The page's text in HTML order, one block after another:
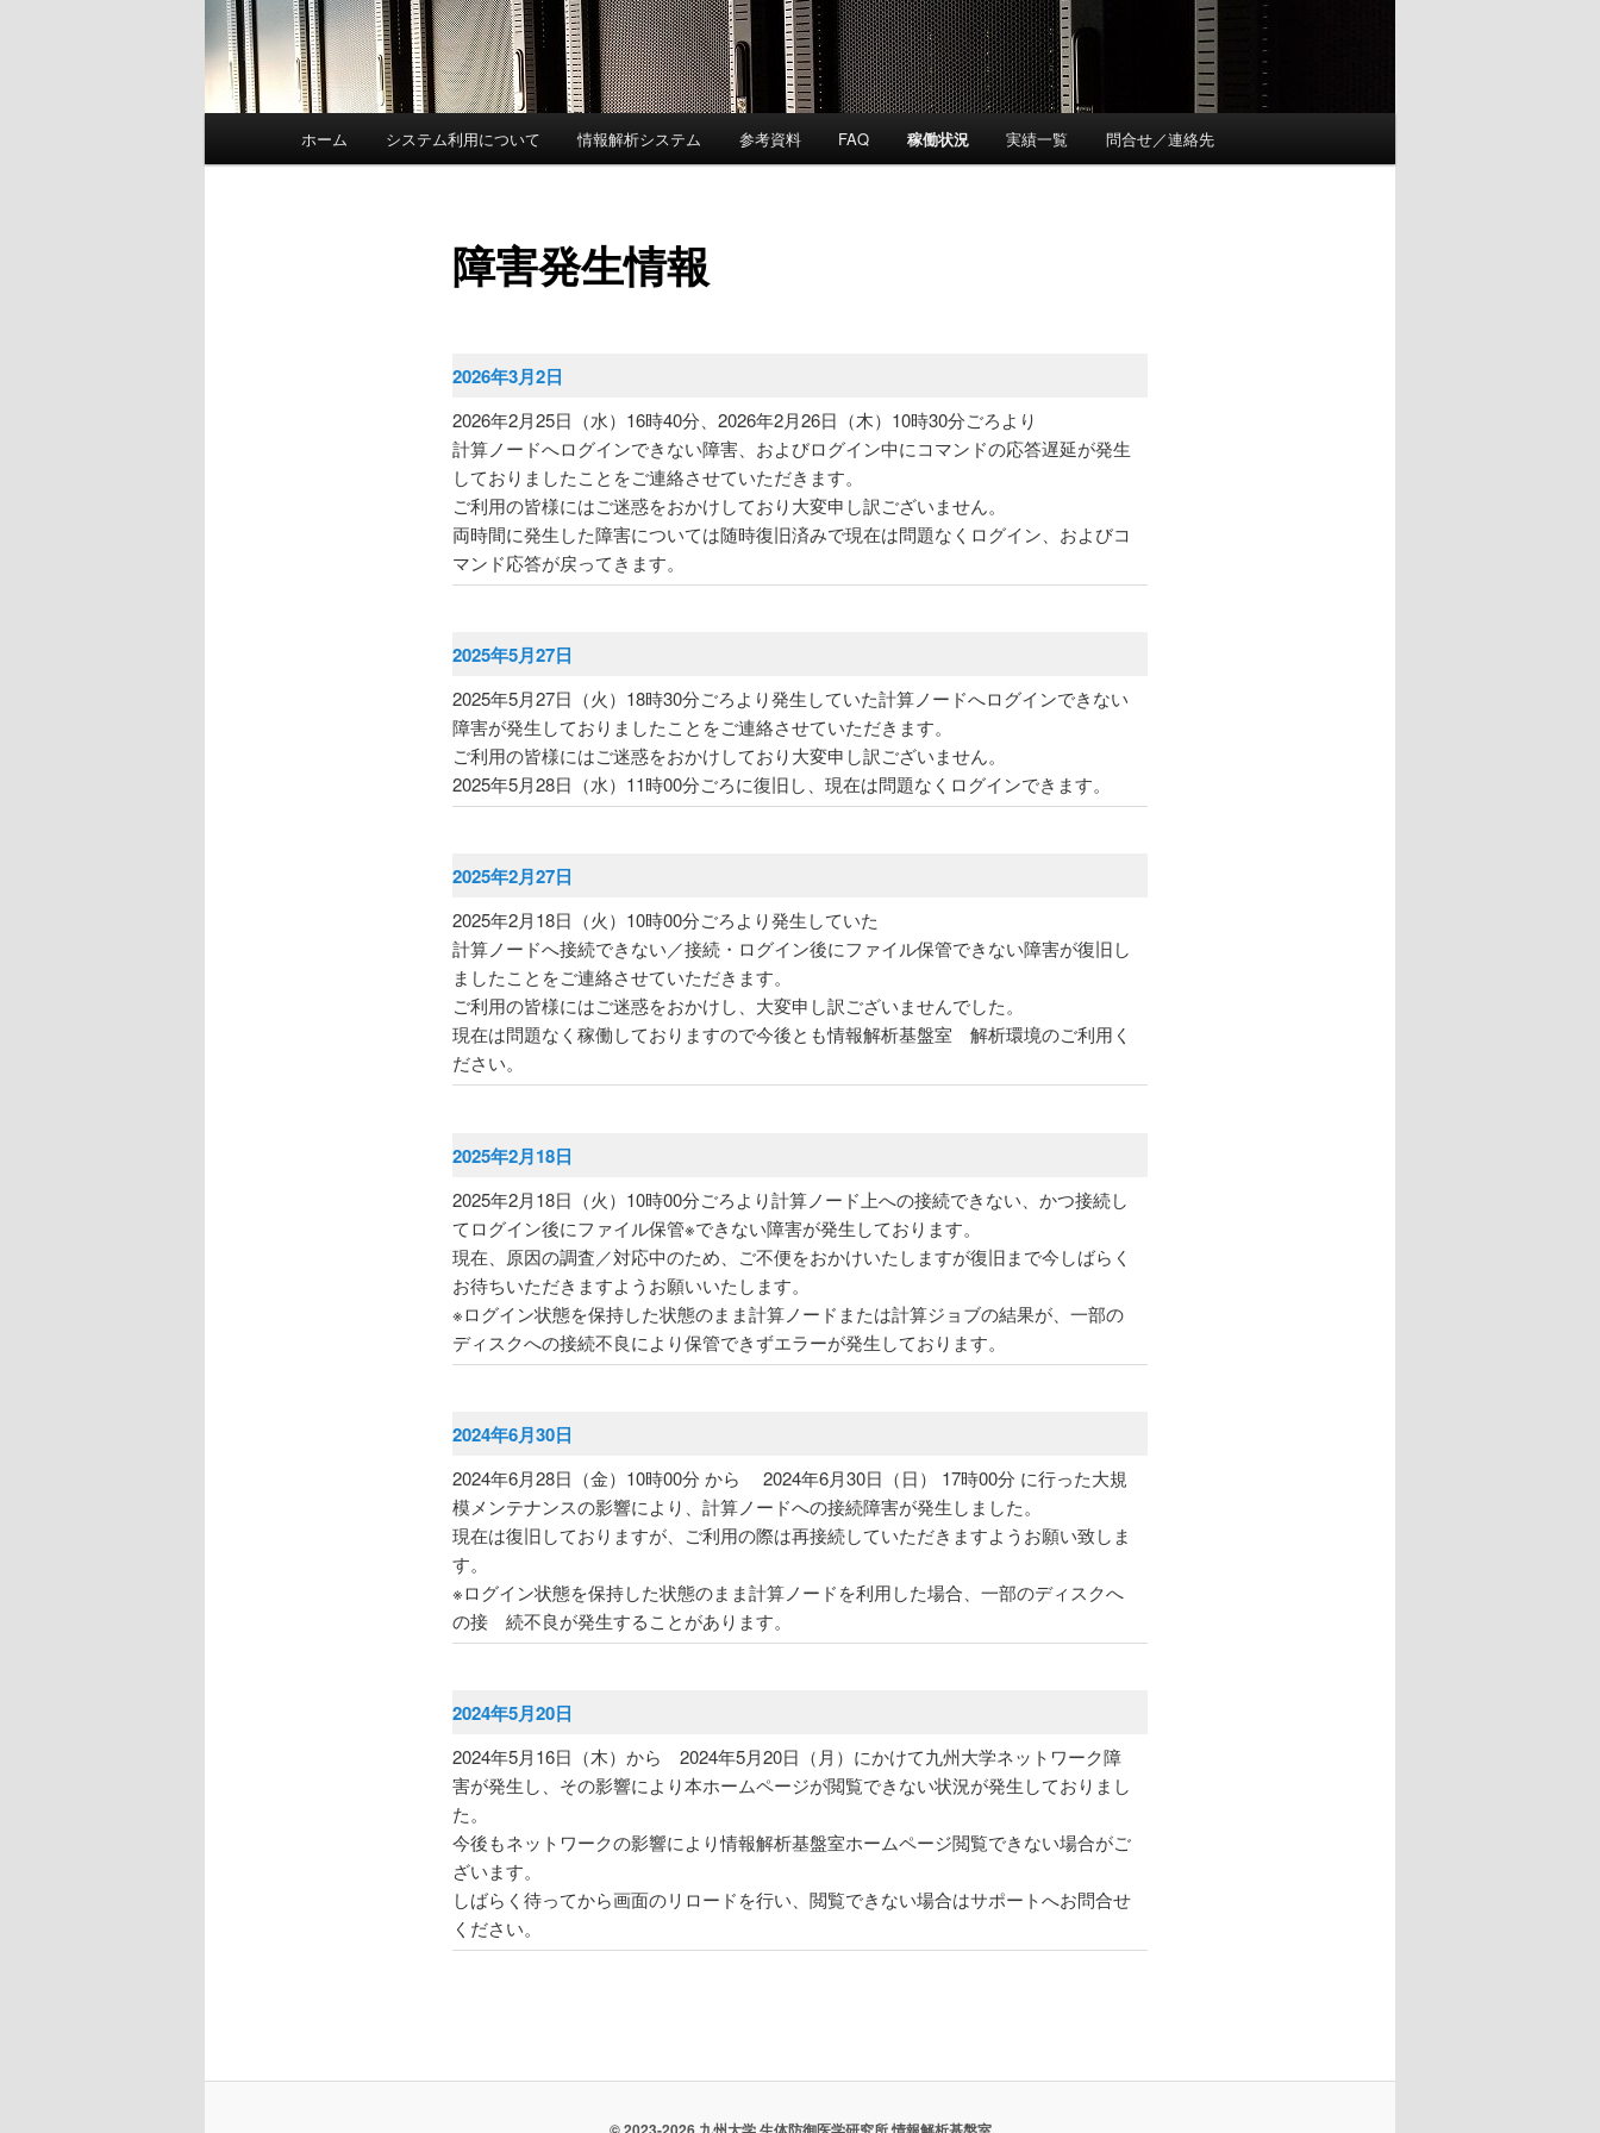
ホーム システム利用について 情報解析システム 参考資料 FAQ 稼働状況 実績一覧 問合せ／連絡先
障害発生情報
2026年3月2日
2026年2月25日（水）16時40分、2026年2月26日（木）10時30分ごろより
計算ノードへログインできない障害、およびログイン中にコマンドの応答遅延が発生
しておりましたことをご連絡させていただきます。
ご利用の皆様にはご迷惑をおかけしており大変申し訳ございません。
両時間に発生した障害については随時復旧済みで現在は問題なくログイン、およびコ
マンド応答が戻ってきます。
2025年5月27日
2025年5月27日（火）18時30分ごろより発生していた計算ノードへログインできない
障害が発生しておりましたことをご連絡させていただきます。
ご利用の皆様にはご迷惑をおかけしており大変申し訳ございません。
2025年5月28日（水）11時00分ごろに復旧し、現在は問題なくログインできます。
2025年2月27日
2025年2月18日（火）10時00分ごろより発生していた
計算ノードへ接続できない／接続・ログイン後にファイル保管できない障害が復旧し
ましたことをご連絡させていただきます。
ご利用の皆様にはご迷惑をおかけし、大変申し訳ございませんでした。
現在は問題なく稼働しておりますので今後とも情報解析基盤室 解析環境のご利用く
ださい。
2025年2月18日
2025年2月18日（火）10時00分ごろより計算ノード上への接続できない、かつ接続し
てログイン後にファイル保管※できない障害が発生しております。
現在、原因の調査／対応中のため、ご不便をおかけいたしますが復旧まで今しばらく
お待ちいただきますようお願いいたします。
※ログイン状態を保持した状態のまま計算ノードまたは計算ジョブの結果が、一部の
ディスクへの接続不良により保管できずエラーが発生しております。
2024年6月30日
2024年6月28日（金）10時00分 から 2024年6月30日（日） 17時00分 に行った大規
模メンテナンスの影響により、計算ノードへの接続障害が発生しました。
現在は復旧しておりますが、ご利用の際は再接続していただきますようお願い致しま
す。
※ログイン状態を保持した状態のまま計算ノードを利用した場合、一部のディスクへ
の接 続不良が発生することがあります。
2024年5月20日
2024年5月16日（木）から 2024年5月20日（月）にかけて九州大学ネットワーク障
害が発生し、その影響により本ホームページが閲覧できない状況が発生しておりまし
た。
今後もネットワークの影響により情報解析基盤室ホームページ閲覧できない場合がご
ざいます。
しばらく待ってから画面のリロードを行い、閲覧できない場合はサポートへお問合せ
ください。